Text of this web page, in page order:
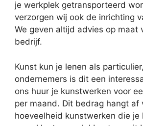
je werkplek getransporteerd
verzorgen wij ook de inrichting
We geven altijd advies op maat
bedrijf.
Kunst kun je lenen als
ondernemers is dit een
ons huur je kunstwerken voor
per maand. Dit bedrag hangt af
hoeveelheid kunstwerken die je